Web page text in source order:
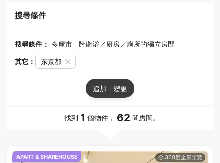
搜尋條件
搜尋條件： 多摩市 附衛浴／廚房／廁所的獨立房間
其它： 东京都
追加・變更
找到 1 個物件， 62 間房間。
APART & SHAREHOUSE